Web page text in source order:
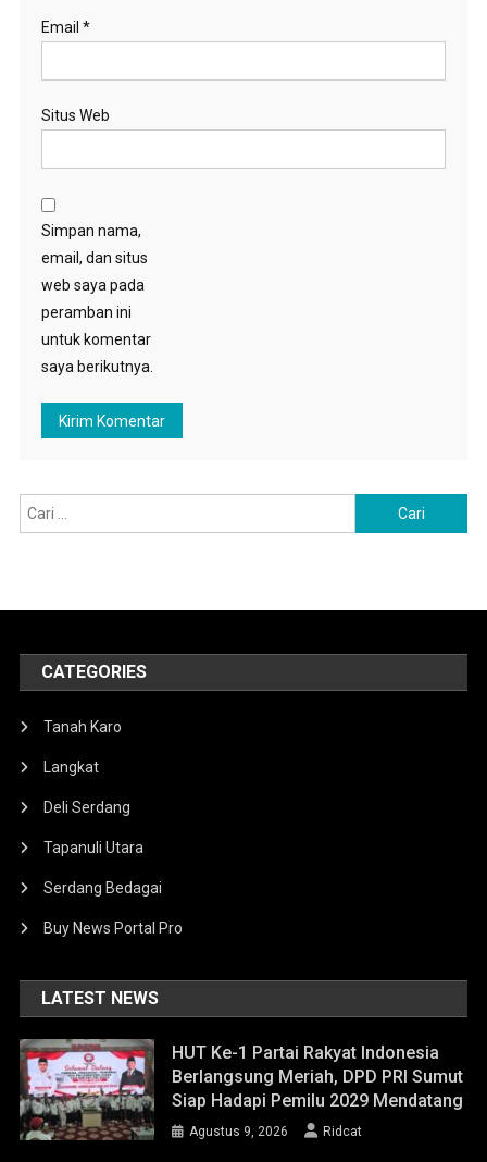
Email *
Situs Web
Simpan nama,
email, dan situs
web saya pada
peramban ini
untuk komentar
saya berikutnya.
untuk:
CATEGORIES
Tanah Karo
Langkat
Deli Serdang
Tapanuli Utara
Serdang Bedagai
Buy News Portal Pro
LATEST NEWS
HUT Ke-1 Partai Rakyat Indonesia
Berlangsung Meriah, DPD PRI Sumut
Siap Hadapi Pemilu 2029 Mendatang
Agustus 9, 2026 Ridcat